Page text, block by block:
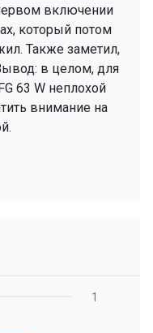
включении
который потом
Также заметил,
в целом, для
63 W неплохой
внимание на
1